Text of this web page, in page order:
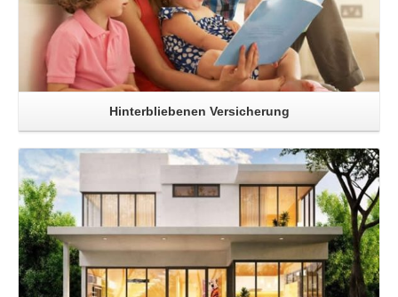
Hinterbliebenen Versicherung
Read More